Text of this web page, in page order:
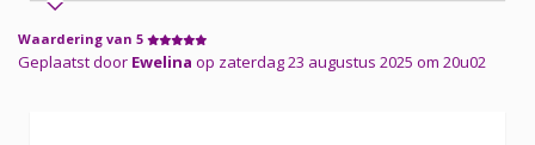
Waardering van 5
Geplaatst door Ewelina op zaterdag 23 augustus 2025 om 20u02